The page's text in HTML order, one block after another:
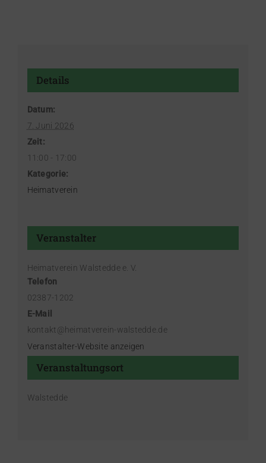
Details
Datum:
7. Juni 2026
Zeit:
11:00 - 17:00
Kategorie:
Heimatverein
Veranstaltungsort
Walstedde
Veranstalter
Heimatverein Walstedde e. V.
Telefon
02387-1202
E-Mail
kontakt@heimatverein-walstedde.de
Veranstalter-Website anzeigen